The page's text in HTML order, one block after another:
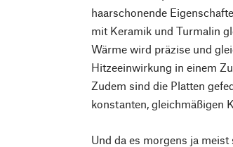
haarschonende
mit Keramik und Turmalin
Wärme wird präzise und
Hitzeeinwirkung in einem
Zudem sind die Platten
konstanten, gleichmäßigen
Und da es morgens ja